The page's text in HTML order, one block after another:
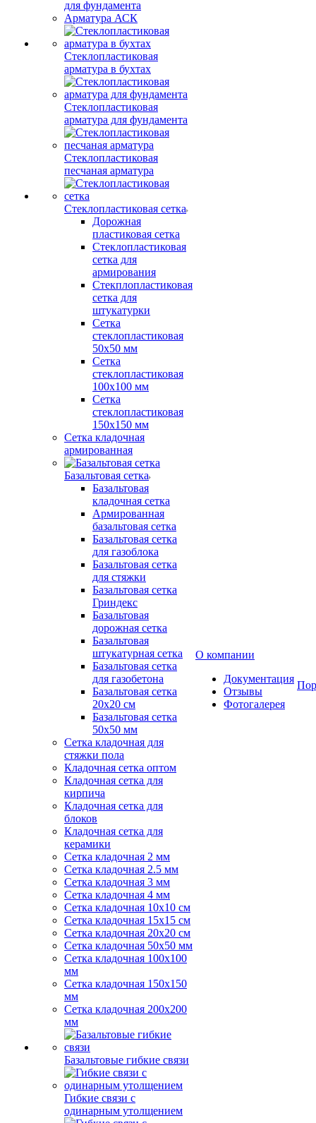
для фундамента
Арматура АСК
Стеклопластиковая
арматура в бухтах
Стеклопластиковая
арматура для фундамента
Стеклопластиковая
песчаная арматура
Стеклопластиковая сетка
Дорожная
пластиковая сетка
Стеклопластиковая
сетка для
армирования
Стекплопластиковая
сетка для
штукатурки
Сетка
стеклопластиковая
50x50 мм
Сетка
стеклопластиковая
100x100 мм
Сетка
стеклопластиковая
150x150 мм
Сетка кладочная
армированная
Базальтовая сетка
Базальтовая
кладочная сетка
Армированная
базальтовая сетка
Базальтовая сетка
для газоблока
Базальтовая сетка
для стяжки
Базальтовая сетка
Гриндекс
Базальтовая
дорожная сетка
Базальтовая
штукатурная сетка
Базальтовая сетка
для газобетона
Базальтовая сетка
20x20 см
Базальтовая сетка
50x50 мм
Сетка кладочная для
стяжки пола
Кладочная сетка оптом
Кладочная сетка для
кирпича
Кладочная сетка для
блоков
Кладочная сетка для
керамики
Сетка кладочная 2 мм
Сетка кладочная 2.5 мм
Сетка кладочная 3 мм
Сетка кладочная 4 мм
Сетка кладочная 10x10 см
Сетка кладочная 15x15 см
Сетка кладочная 20x20 см
Сетка кладочная 50x50 мм
Сетка кладочная 100x100
мм
Сетка кладочная 150x150
мм
Сетка кладочная 200x200
мм
Базальтовые гибкие связи
Гибкие связи с
одинарным утолщением
О компании
Документация
Отзывы
Фотогалерея